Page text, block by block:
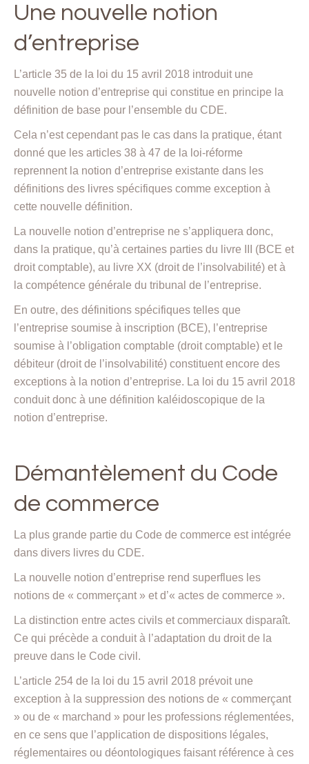
Une nouvelle notion
d’entreprise
L’article 35 de la loi du 15 avril 2018 introduit une
nouvelle notion d’entreprise qui constitue en principe la
définition de base pour l’ensemble du CDE.
Cela n’est cependant pas le cas dans la pratique, étant
donné que les articles 38 à 47 de la loi-réforme
reprennent la notion d’entreprise existante dans les
définitions des livres spécifiques comme exception à
cette nouvelle définition.
La nouvelle notion d’entreprise ne s’appliquera donc,
dans la pratique, qu’à certaines parties du livre III (BCE et
droit comptable), au livre XX (droit de l’insolvabilité) et à
la compétence générale du tribunal de l’entreprise.
En outre, des définitions spécifiques telles que
l’entreprise soumise à inscription (BCE), l’entreprise
soumise à l’obligation comptable (droit comptable) et le
débiteur (droit de l’insolvabilité) constituent encore des
exceptions à la notion d’entreprise. La loi du 15 avril 2018
conduit donc à une définition kaléidoscopique de la
notion d’entreprise.
Démantèlement du Code
de commerce
La plus grande partie du Code de commerce est intégrée
dans divers livres du CDE.
La nouvelle notion d’entreprise rend superflues les
notions de « commerçant » et d’« actes de commerce ».
La distinction entre actes civils et commerciaux disparaît.
Ce qui précède a conduit à l’adaptation du droit de la
preuve dans le Code civil.
L’article 254 de la loi du 15 avril 2018 prévoit une
exception à la suppression des notions de « commerçant
» ou de « marchand » pour les professions réglementées,
en ce sens que l’application de dispositions légales,
réglementaires ou déontologiques faisant référence à ces